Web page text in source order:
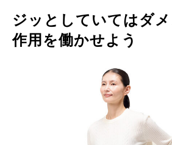
ジッとしていてはダ
作用を働かせよう